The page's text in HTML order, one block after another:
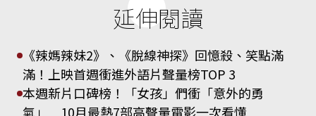
延伸閱讀
《辣媽辣妹2》、《脫線神探》回憶殺、笑點滿
滿！上映首週衝進外語片聲量榜TOP 3
本週新片口碑榜！「女孩」們衝「意外的勇
氣」 10月最熱7部高聲量電影一次看懂